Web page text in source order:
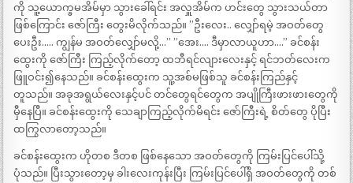
ကို သူ့ယောက္ခမအိမ်မှာ သွားခေါ်ရင်း အလှူအိမ်က ဟင်းတွေ သွားသယ်တာ
ဖြစ်ကြောင်း ဇော်ကြီး တွေးမိလိုက်သည်။ ”ဦးလေး.. လျှော်ရမဲ့ အဝတ်တွေ
ပေးဦး….. ကျွန်မ အဝတ်လျှော်မလို့…” ”အေး…. ဒီမှာလာယူဟာ….” ခင်စန်း
ထွေးကို ဇော်ကြီး ကြည့်လိုက်တော့ ထဘီရင်လျားလေးနှင့် ရင်ဘတ်လေးက
ဖြူဝင်း၍နေသည်။ ခင်စန်းထွေးက သူ့အစ်မဖြစ်သူ ခင်စန်းကြည်နှင့်
တူသည်။ အခုအရွယ်လေးနှင့်ပင် တင်တွေရင်တွေက အပျိုကြီးဖားဖားတွေကို
မှီနေပြီ။ ခင်စန်းထွေးကို သေချာကြည့်လိုက်မိရင်း ဇော်ကြီးရဲ့ စိတ်တွေ ပိုပြီး
ထကြွလာတော့သည်။
ခင်စန်းထွေးက ဟိုတစ ဒီတစ ဖြစ်နေသော အဝတ်တွေကို ကြမ်းပြင်ပေါ်သို့
ပုံသည်။ ပြီးသွားတော့မှ ခါးလေးကုန်းပြီး ကြမ်းပြင်ပေါ်ရှိ အဝတ်တွေကို တစ်